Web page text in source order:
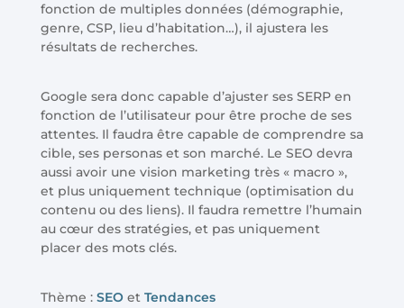
fonction de multiples données (démographie,
genre, CSP, lieu d’habitation…), il ajustera les
résultats de recherches.
Google sera donc capable d’ajuster ses SERP en
fonction de l’utilisateur pour être proche de ses
attentes. Il faudra être capable de comprendre sa
cible, ses personas et son marché. Le SEO devra
aussi avoir une vision marketing très « macro »,
et plus uniquement technique (optimisation du
contenu ou des liens). Il faudra remettre l’humain
au cœur des stratégies, et pas uniquement
placer des mots clés.
Thème : SEOet Tendances